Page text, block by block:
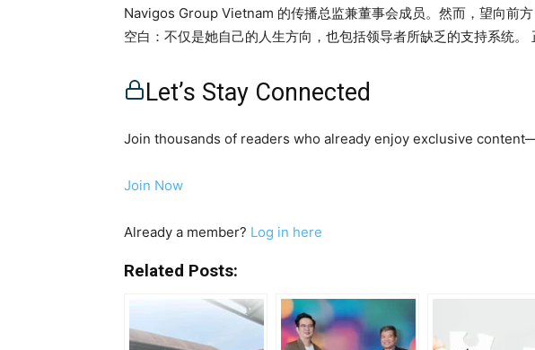
Navigos Group Vietnam 的传播总监兼董事会成员。然而，望向前
空白：不仅是她自己的人生方向，也包括领导者所缺乏的支持系统。
期，它并非源自商业计划或市场研究，而是源自于亲身经历、深刻反
的热情。如今，获得国际教练联盟（ICF）认证的专业教练（PCC）
层不仅“高效表现”，更实现“深层蜕变”。 亮点打造越南本土教练生
呢？”尤其是当我年满 40 岁时，这个问题变得格外响亮。我开始认真
期，一位朋友向我介绍了教练课程。我当时对“教练”一无所知，但一
7 月正式成立，正值疫情最艰难的时期。当时，我已完成美国
必须“站在巨人的肩膀上”。于是我与我的导师 Andrew 合作，并成为
终相信，教练若想真正帮助客户，必须有坚实的方法论和工具支持。
Let’s Stay Connected
Join thousands of readers who already enjoy exclusive
Join Now
Already a member? Log in here
Related Posts: